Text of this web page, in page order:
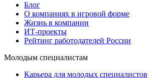
Блог
О компаниях в игровой форме
Жизнь в компании
ИТ-проекты
Рейтинг работодателей России
Молодым специалистам
Карьера для молодых специалистов